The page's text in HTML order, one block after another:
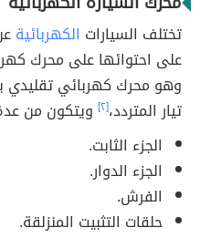
تختلف السيارات الكهربائية
على احتوائها على محرك
وهو محرك كهربائي تقليدي
تيار المتردد،[٢] ويتكون من
الجزء الثابت.
الجزء الدوار.
الفرش.
حلقات التثبيت المنزلقة.